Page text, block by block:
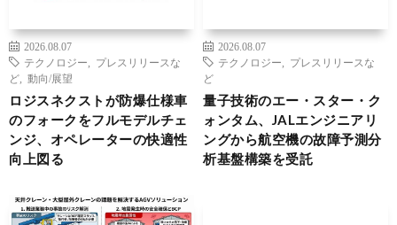
2026.08.07
テクノロジー
プレスリリースな
ど
動向/展望
ロジスネクストが防爆仕様車
のフォークをフルモデルチェ
ンジ、オペレーターの快適性
向上図る
2026.08.07
テクノロジー
プレスリリースな
ど
量子技術のエー・スター・ク
ォンタム、JALエンジニアリ
ングから航空機の故障予測分
析基盤構築を受託